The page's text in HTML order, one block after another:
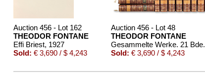
Auction 456 - Lot 162
THEODOR FONTANE
Effi Briest, 1927
Sold: € 3,690 / $ 4,243
Auction 456 - Lot 48
THEODOR FONTANE
Gesammelte Werke. 21 Bde.
Sold: € 3,690 / $ 4,243